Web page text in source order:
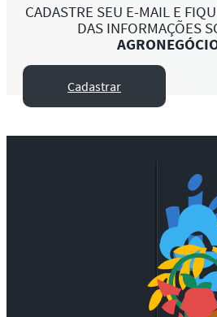
CADASTRE SEU E-MAIL E
DAS INFORMAÇÕES
Cadastrar